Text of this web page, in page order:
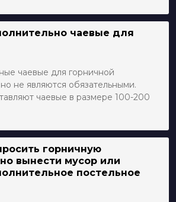
чаевые для
чаевые для горничной
не являются обязательными.
чаевые в размере 100-200
горничную
вынести мусор или
постельное